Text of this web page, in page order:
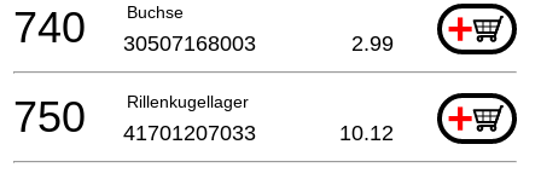
Buchse +
740 30507168003 2.99
Rillenkugellager +
750 41701207033 10.12